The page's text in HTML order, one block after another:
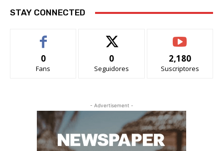
STAY CONNECTED
0
Fans
0
Seguidores
2,180
Suscriptores
- Advertisement -